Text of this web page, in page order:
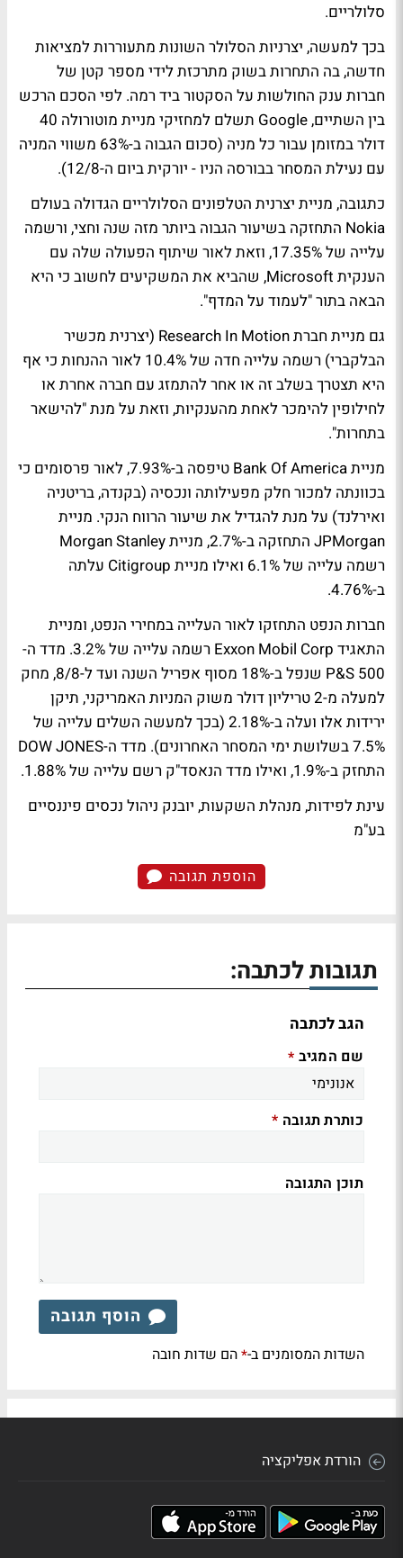
סלולריים.
בכך למעשה, יצרניות הסלולר השונות מתעוררות למציאות
חדשה, בה התחרות בשוק מתרכזת לידי מספר קטן של
חברות ענק החולשות על הסקטור ביד רמה. לפי הסכם הרכש
בין השתיים, Google תשלם למחזיקי מניית מוטורולה 40
דולר במזומן עבור כל מניה (סכום הגבוה ב-63% משווי המניה
עם נעילת המסחר בבורסה הניו - יורקית ביום ה-12/8).
כתגובה, מניית יצרנית הטלפונים הסלולריים הגדולה בעולם
Nokia התחזקה בשיעור הגבוה ביותר מזה שנה וחצי, ורשמה
עלייה של 17.35%, וזאת לאור שיתוף הפעולה שלה עם
הענקית Microsoft, שהביא את המשקיעים לחשוב כי היא
הבאה בתור "לעמוד על המדף".
גם מניית חברת Research In Motion (יצרנית מכשיר
הבלקברי) רשמה עלייה חדה של 10.4% לאור ההנחות כי אף
היא תצטרך בשלב זה או אחר להתמזג עם חברה אחרת או
לחילופין להימכר לאחת מהענקיות, וזאת על מנת "להישאר
בתחרות".
מניית Bank Of America טיפסה ב-7.93%, לאור פרסומים כי
בכוונתה למכור חלק מפעילותה ונכסיה (בקנדה, בריטניה
ואירלנד) על מנת להגדיל את שיעור הרווח הנקי. מניית
JPMorgan התחזקה ב-2.7%, מניית Morgan Stanley
רשמה עלייה של 6.1% ואילו מניית Citigroup עלתה
ב-4.76%.
חברות הנפט התחזקו לאור העלייה במחירי הנפט, ומניית
התאגיד Exxon Mobil Corp רשמה עלייה של 3.2%. מדד ה-
P&S 500 שנפל ב-18% מסוף אפריל השנה ועד ל-8/8, מחק
למעלה מ-2 טריליון דולר משוק המניות האמריקני, תיקן
ירידות אלו ועלה ב-2.18% (בכך למעשה השלים עלייה של
7.5% בשלושת ימי המסחר האחרונים). מדד ה-DOW JONES
התחזק ב-1.9%, ואילו מדד הנאסד"ק רשם עלייה של 1.88%.
עינת לפידות, מנהלת השקעות, יובנק ניהול נכסים פיננסיים
בע"מ
הוספת תגובה
תגובות לכתבה:
הגב לכתבה
שם המגיב *
כותרת תגובה *
תוכן התגובה
הוסף תגובה
השדות המסומנים ב-*הם שדות חובה
הורדת אפליקציה